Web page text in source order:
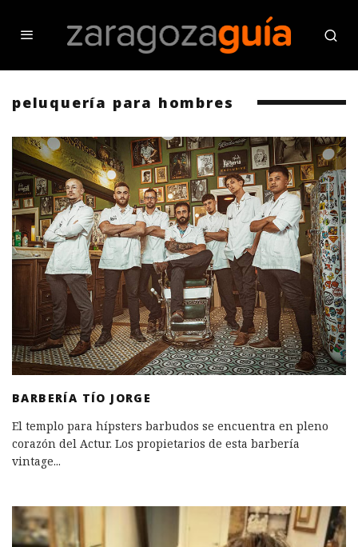
peluquería para hombres
BARBERÍA TÍO JORGE
El templo para hípsters barbudos se encuentra en pleno
corazón del Actur. Los propietarios de esta barbería
vintage...